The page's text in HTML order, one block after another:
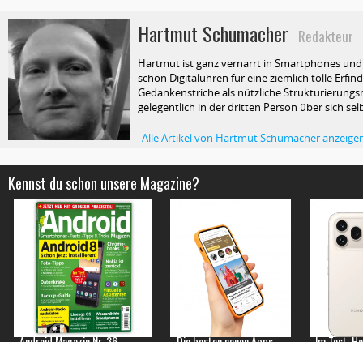
Hartmut Schumacher Redakteur
Hartmut ist ganz vernarrt in Smartphones
schon Digitaluhren für eine ziemlich tolle
Gedankenstriche als nützliche
gelegentlich in der dritten Person über sich
Alle Artikel von Hartmut Schumacher
Kennst du schon unsere Magazine?